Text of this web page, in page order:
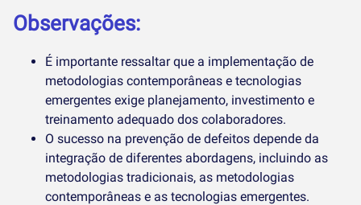
Observações:
É importante ressaltar que a implementação de
metodologias contemporâneas e tecnologias
emergentes exige planejamento, investimento e
treinamento adequado dos colaboradores.
O sucesso na prevenção de defeitos depende da
integração de diferentes abordagens, incluindo as
metodologias tradicionais, as metodologias
contemporâneas e as tecnologias emergentes.